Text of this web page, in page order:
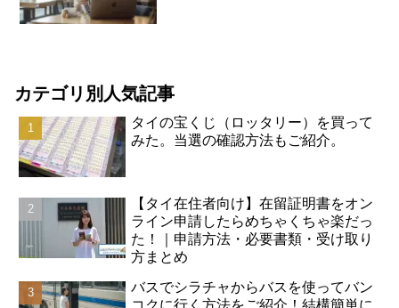
カテゴリ別人気記事
タイの宝くじ（ロッタリー）を買って
みた。当選の確認方法もご紹介。
【タイ在住者向け】在留証明書をオン
ライン申請したらめちゃくちゃ楽だっ
た！｜申請方法・必要書類・受け取り
方まとめ
バスでシラチャからバスを使ってバン